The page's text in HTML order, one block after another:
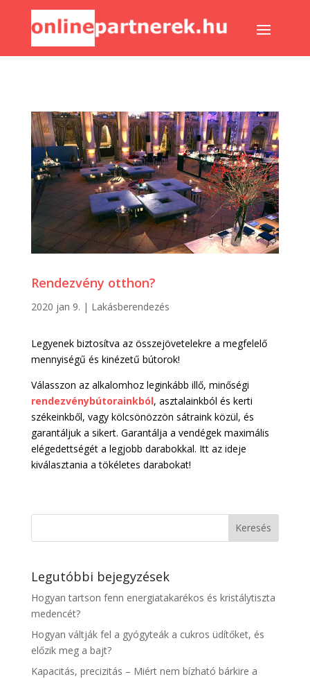
Rendezvény otthon?
2020 jan 9. | Lakásberendezés
Legyenek biztosítva az összejövetelekre a megfelelő
mennyiségű és kinézetű bútorok!
Válasszon az alkalomhoz leginkább illő, minőségi
rendezvénybútorainkból, asztalainkból és kerti
székeinkből, vagy kölcsönözzön sátraink közül, és
garantáljuk a sikert. Garantálja a vendégek maximális
elégedettségét a legjobb darabokkal. Itt az ideje
kiválasztania a tökéletes darabokat!
Legutóbbi bejegyzések
Hogyan tartson fenn energiatakarékos és kristálytiszta
medencét?
Hogyan váltják fel a gyógyteák a cukros üdítőket, és
előzik meg a bajt?
Kapacitás, precizitás – Miért nem bízható bárkire a